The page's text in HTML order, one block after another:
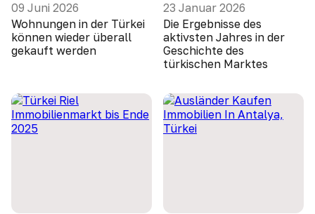
09 Juni 2026
Wohnungen in der Türkei
können wieder überall
gekauft werden
23 Januar 2026
Die Ergebnisse des
aktivsten Jahres in der
Geschichte des
türkischen Marktes